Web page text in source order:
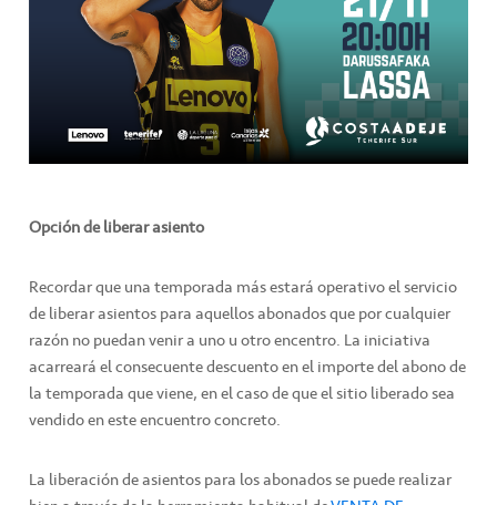
Opción de liberar asiento
Recordar que una temporada más estará operativo el servicio
de liberar asientos para aquellos abonados que por cualquier
razón no puedan venir a uno u otro encentro. La iniciativa
acarreará el consecuente descuento en el importe del abono de
la temporada que viene, en el caso de que el sitio liberado sea
vendido en este encuentro concreto.
La liberación de asientos para los abonados se puede realizar